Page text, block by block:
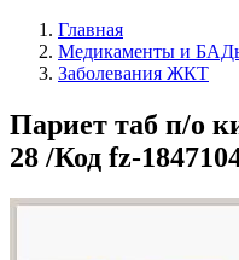
Главная
Медикаменты и
Заболевания ЖКТ
Париет таб п/о
28 /Код fz-